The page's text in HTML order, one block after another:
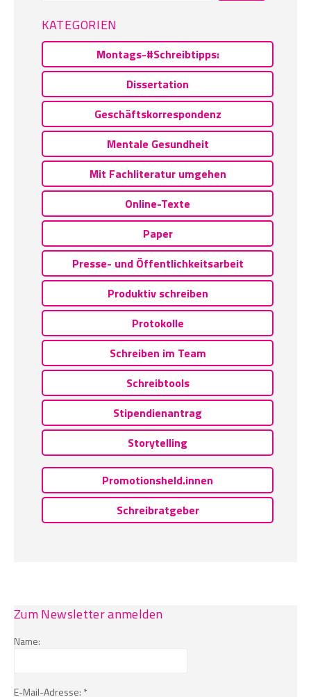
KATEGORIEN
Montags-#Schreibtipps:
Dissertation
Geschäftskorrespondenz
Mentale Gesundheit
Mit Fachliteratur umgehen
Online-Texte
Paper
Presse- und Öffentlichkeitsarbeit
Produktiv schreiben
Protokolle
Schreiben im Team
Schreibtools
Stipendienantrag
Storytelling
Promotionsheld.innen
Schreibratgeber
Zum Newsletter anmelden
Name:
E-Mail-Adresse: *